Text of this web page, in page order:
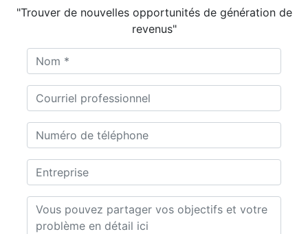
"Trouver de nouvelles opportunités de génération de
revenus"